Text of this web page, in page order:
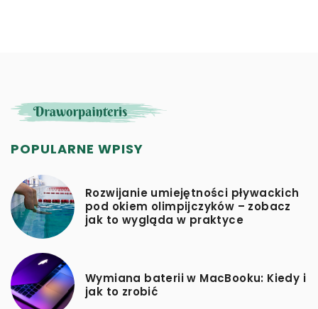
POPULARNE WPISY
Rozwijanie umiejętności pływackich
pod okiem olimpijczyków – zobacz
jak to wygląda w praktyce
Wymiana baterii w MacBooku: Kiedy i
jak to zrobić